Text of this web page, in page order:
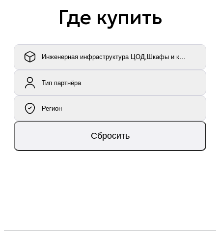
Где купить
Инженерная инфраструктура ЦОД,Шкафы и корпусное
Тип партнёра
Регион
Сбросить